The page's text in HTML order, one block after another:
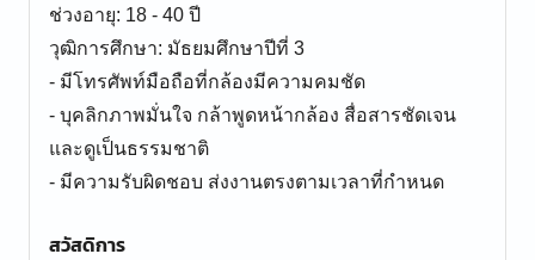
ช่วงอายุ: 18 - 40 ปี
วุฒิการศึกษา: มัธยมศึกษาปีที่ 3
- มีโทรศัพท์มือถือที่กล้องมีความคมชัด
- บุคลิกภาพมั่นใจ กล้าพูดหน้ากล้อง สื่อสารชัดเจน
และดูเป็นธรรมชาติ
- มีความรับผิดชอบ ส่งงานตรงตามเวลาที่กำหนด
สวัสดิการ